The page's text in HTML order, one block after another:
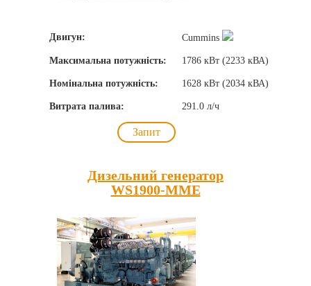
Двигун: Cummins
Максимальна потужність: 1786 кВт (2233 кВА)
Номінальна потужність: 1628 кВт (2034 кВА)
Витрата палива: 291.0 л/ч
Запит
Дизельний генератор
WS1900-MME